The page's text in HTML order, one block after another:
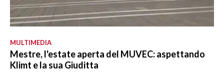
MULTIMEDIA
Mestre, l'estate aperta del MUVEC: aspettando
Klimt e la sua Giuditta